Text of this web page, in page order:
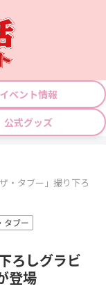
イベント情報
公式グッズ
・タブー」撮り下ろ
タブー
ろしグラビ
登場